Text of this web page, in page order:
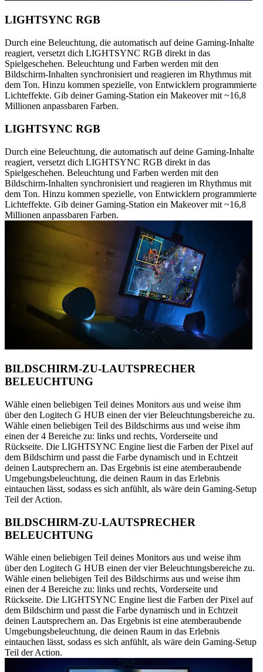
LIGHTSYNC RGB
Durch eine Beleuchtung, die automatisch auf deine Gaming-Inhalte
reagiert, versetzt dich LIGHTSYNC RGB direkt in das
Spielgeschehen. Beleuchtung und Farben werden mit den
Bildschirm-Inhalten synchronisiert und reagieren im Rhythmus mit
dem Ton. Hinzu kommen spezielle, von Entwicklern programmierte
Lichteffekte. Gib deiner Gaming-Station ein Makeover mit ~16,8
Millionen anpassbaren Farben.
LIGHTSYNC RGB
Durch eine Beleuchtung, die automatisch auf deine Gaming-Inhalte
reagiert, versetzt dich LIGHTSYNC RGB direkt in das
Spielgeschehen. Beleuchtung und Farben werden mit den
Bildschirm-Inhalten synchronisiert und reagieren im Rhythmus mit
dem Ton. Hinzu kommen spezielle, von Entwicklern programmierte
Lichteffekte. Gib deiner Gaming-Station ein Makeover mit ~16,8
Millionen anpassbaren Farben.
BILDSCHIRM-ZU-LAUTSPRECHER
BELEUCHTUNG
Wähle einen beliebigen Teil deines Monitors aus und weise ihm
über den Logitech G HUB einen der vier Beleuchtungsbereiche zu.
Wähle einen beliebigen Teil des Bildschirms aus und weise ihm
einen der 4 Bereiche zu: links und rechts, Vorderseite und
Rückseite. Die LIGHTSYNC Engine liest die Farben der Pixel auf
dem Bildschirm und passt die Farbe dynamisch und in Echtzeit
deinen Lautsprechern an. Das Ergebnis ist eine atemberaubende
Umgebungsbeleuchtung, die deinen Raum in das Erlebnis
eintauchen lässt, sodass es sich anfühlt, als wäre dein Gaming-Setup
Teil der Action.
BILDSCHIRM-ZU-LAUTSPRECHER
BELEUCHTUNG
Wähle einen beliebigen Teil deines Monitors aus und weise ihm
über den Logitech G HUB einen der vier Beleuchtungsbereiche zu.
Wähle einen beliebigen Teil des Bildschirms aus und weise ihm
einen der 4 Bereiche zu: links und rechts, Vorderseite und
Rückseite. Die LIGHTSYNC Engine liest die Farben der Pixel auf
dem Bildschirm und passt die Farbe dynamisch und in Echtzeit
deinen Lautsprechern an. Das Ergebnis ist eine atemberaubende
Umgebungsbeleuchtung, die deinen Raum in das Erlebnis
eintauchen lässt, sodass es sich anfühlt, als wäre dein Gaming-Setup
Teil der Action.